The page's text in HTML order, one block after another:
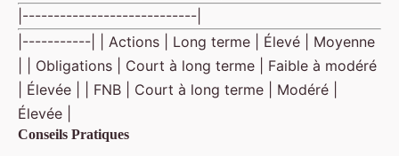
|----------------------------|
|-----------| | Actions | Long terme | Élevé | Moyenne
| | Obligations | Court à long terme | Faible à modéré
| Élevée | | FNB | Court à long terme | Modéré |
Élevée |
Conseils Pratiques